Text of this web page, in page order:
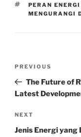
TAGS
PERAN
MENGURANGI
Previous
Post
PREVIOUS
The Future of
Latest
Next
Post
NEXT
Jenis Energi yang